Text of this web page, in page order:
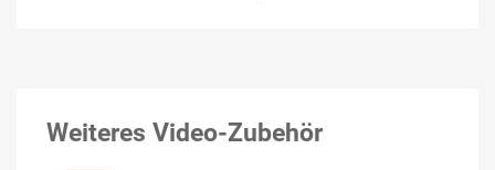
Weiteres Video-Zubehör